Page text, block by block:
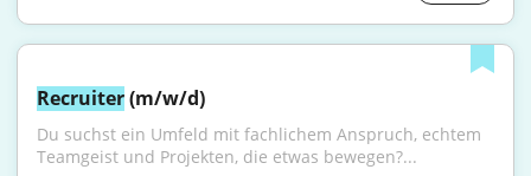
Recruiter (m/w/d)
Du suchst ein Umfeld mit fachlichem Anspruch, echtem
Teamgeist und Projekten, die etwas bewegen?...